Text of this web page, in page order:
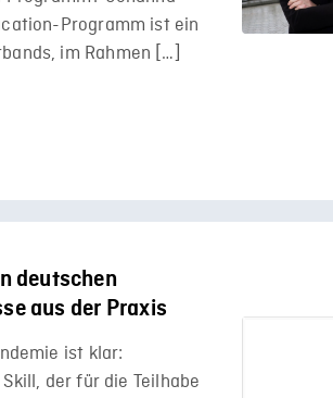
Programm ist ein
im Rahmen […]
deutschen
aus der Praxis
ist klar:
der für die Teilhabe